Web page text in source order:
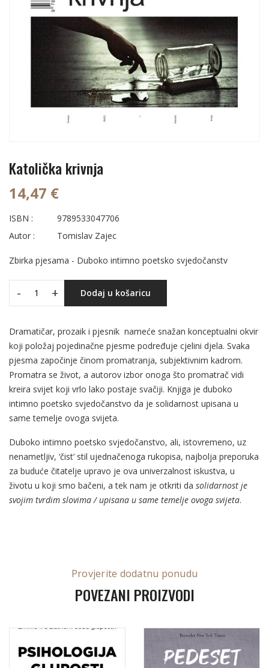
Katolička krivnja
14,47 €
ISBN :
9789533047706
Autor :
Tomislav Zajec
Zbirka pjesama - Duboko intimno poetsko svjedočanstv
- + Dodaj u košaricu
Dramatičar, prozaik i pjesnik nameće snažan konceptualni okvir
koji položaj pojedinačne pjesme podređuje cjelini djela. Svaka
pjesma započinje činom promatranja, subjektivnim kadrom.
Promatra se život, a autorov izbor onoga što promatrač vidi
kreira svijet koji vrlo lako postaje svačiji. Knjiga je duboko
intimno poetsko svjedočanstvo da je solidarnost upisana u
same temelje ovoga svijeta.
Duboko intimno poetsko svjedočanstvo, ali, istovremeno, uz
nenametljiv, ‘čist’ stil ujednačenoga rukopisa, najbolja preporuka
za buduće čitatelje upravo je ova univerzalnost iskustva, u
životu u koji smo bačeni, a tek nam je otkriti da solidarnost je
svojim tvrdim slovima / upisana u same temelje ovoga svijeta.
Provjerite dodatnu ponudu
POVEZANI PROIZVODI